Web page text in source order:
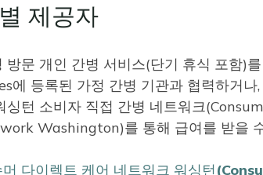
제공자
방문 개인 간병 서비스(단기 휴식 포함)
에 등록된 가정 간병 기관과 협력하거나
싱턴 소비자 직접 간병 네트워크
Washington)를 통해 급여를 받을
머 다이렉트 케어 네트워크 워싱턴